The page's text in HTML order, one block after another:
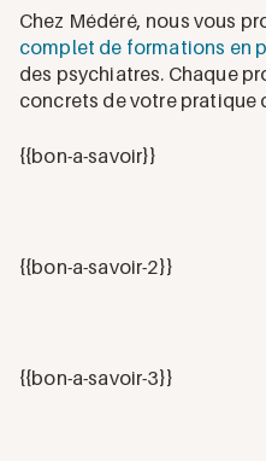
Chez Médéré, nous vous
complet de formations en
des psychiatres. Chaque
concrets de votre pratique
{{bon-a-savoir}}
{{bon-a-savoir-2}}
{{bon-a-savoir-3}}